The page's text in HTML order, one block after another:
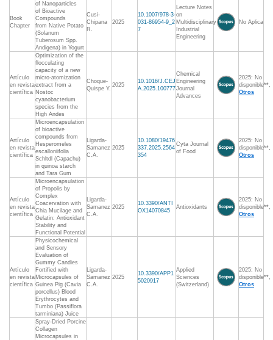
Book
Chapter
of Nanoparticles
of Bioactive
Compounds
from Native Potato
(Solanum
Tuberosum Spp.
Andigena) in Yogurt
Cusi-
Chipana
R.
2025
10.1007/978-3-
031-86954-9_2
7
Lecture Notes
on
Multidisciplinary
Industrial
Engineering
No Aplica
Artículo
en revista
científica
Optimization of the
flocculating
capacity of a new
micro-atomization
extract from a
Nostoc
cyanobacterium
species from the
High Andes
Choque-
Quispe Y.
2025
10.1016/J.CEJ
A.2025.100777
Chemical
Engineering
Journal
Advances
2025: No
disponible**,
Otros
Artículo
en revista
científica
Microencapsulation
of bioactive
compounds from
Hesperomeles
escalloniifolia
Schltdl (Capachu)
in quinoa starch
and Tara Gum
Ligarda-
Samanez
C.A.
2025
10.1080/19476
337.2025.2564
354
Cyta Journal
of Food
2025: No
disponible**,
Otros
Artículo
en revista
científica
Microencapsulation
of Propolis by
Complex
Coacervation with
Chia Mucilage and
Gelatin: Antioxidant
Stability and
Functional Potential
Ligarda-
Samanez
C.A.
2025
10.3390/ANTI
OX14070845
Antioxidants
2025: No
disponible**,
Otros
Artículo
en revista
científica
Physicochemical
and Sensory
Evaluation of
Gummy Candies
Fortified with
Microcapsules of
Guinea Pig (Cavia
porcellus) Blood
Erythrocytes and
Tumbo (Passiflora
tarminiana) Juice
Ligarda-
Samanez
C.A.
2025
10.3390/APP1
5020917
Applied
Sciences
(Switzerland)
2025: No
disponible**,
Otros
Spray-Dried Porcine
Collagen
Microcapsules in